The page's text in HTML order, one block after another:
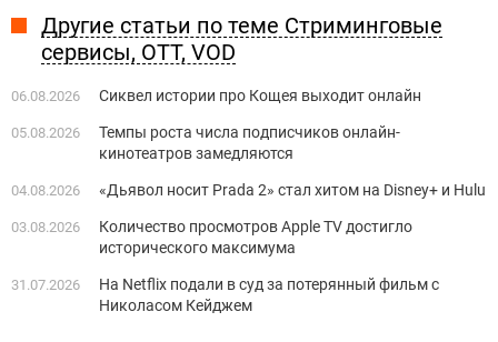
Другие статьи по теме Стриминговые
сервисы, OTT, VOD
06.08.2026 Сиквел истории про Кощея выходит онлайн
05.08.2026
Темпы роста числа подписчиков онлайн-
кинотеатров замедляются
04.08.2026 «Дьявол носит Prada 2» стал хитом на Disney+ и Hulu
03.08.2026
Количество просмотров Apple TV достигло
исторического максимума
31.07.2026
На Netflix подали в суд за потерянный фильм с
Николасом Кейджем